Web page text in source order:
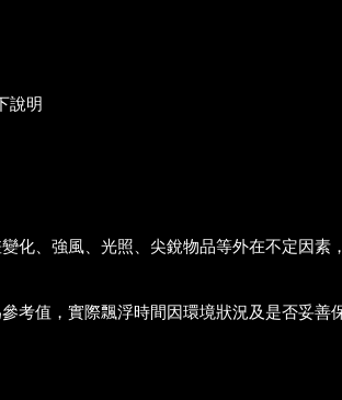
說明
化、強風、光照、 尖銳物品等外在不定因素
考值，實際飄浮時間因環境狀況及是否妥善